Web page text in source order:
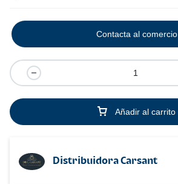
Añadir al carrito
Contacta al comercio
Distribuidora Carsant